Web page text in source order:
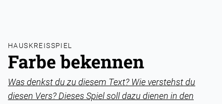
HAUSKREISSPIEL
Farbe bekennen
Was denkst du zu diesem Text? Wie verstehst du
diesen Vers? Dieses Spiel soll dazu dienen in den